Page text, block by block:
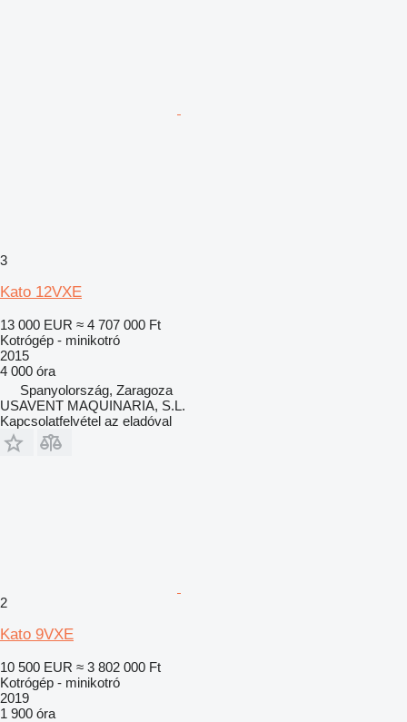
3
Kato 12VXE
13 000 EUR ≈ 4 707 000 Ft
Kotrógép - minikotró
2015
4 000 óra
Spanyolország, Zaragoza
USAVENT MAQUINARIA, S.L.
Kapcsolatfelvétel az eladóval
2
Kato 9VXE
10 500 EUR ≈ 3 802 000 Ft
Kotrógép - minikotró
2019
1 900 óra